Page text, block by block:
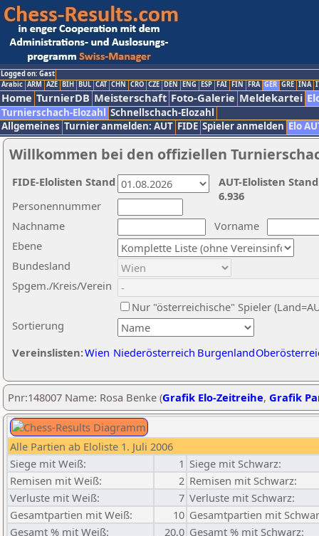
Logged on: Gast
Arabic ARM AZE BIH BUL CAT CHN CRO CZE DEN ENG ESP FAI FIN FRA GER GRE INA
Home TurnierDB Meisterschaft Foto-Galerie Meldekartei
Turnierschach-Elozahl Schnellschach-Elozahl
Allgemeines Turnier anmelden: AUT FIDE Spieler anmelden Elo
Willkommen bei den offiziellen
Nachname
Vorname
Ebene
Sortierung
Personennummer
Bundesland
Spgem./Kreis/Verein
Nur "österreichische" Spieler
Vereinslisten:Wien Niederösterreich Burgenland
AUT-Elolisten
6.936
FIDE-Elolisten Stand
Pnr:148007 Name: Rosa Benke (Grafik Elo-Zeitreihe, Grafik
Alle Partien ab Eloliste 1. Juli 2006
Siege mit Weiß:
1 Siege mit Schwarz:
Remisen mit Weiß:
2 Remisen mit Schwarz:
Verluste mit Weiß:
7 Verluste mit Schwarz:
Gesamtpartien mit Weiß:
10 Gesamtpartien mit
Gesamt % mit Weiß:
20,0 Gesamt % mit Schwarz: